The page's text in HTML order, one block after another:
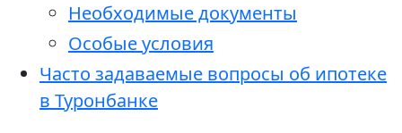
Необходимые документы
Особые условия
Часто задаваемые вопросы об ипотеке
в Туронбанке